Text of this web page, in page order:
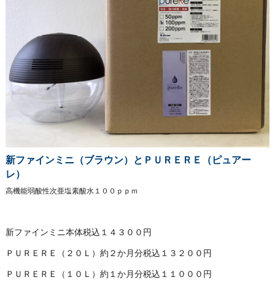
新ファインミニ（ブラウン）とＰＵＲＥＲＥ（ピュアー
レ）
高機能弱酸性次亜塩素酸水１００ｐｐｍ
新ファインミニ本体税込１４３００円
ＰＵＲＥＲＥ（２０Ｌ）約２か月分税込１３２００円
ＰＵＲＥＲＥ（１０Ｌ）約１か月分税込１１０００円